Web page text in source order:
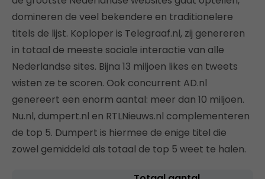
domineren de veel bekendere en traditionelere
titels de lijst. Koploper is Telegraaf.nl, zij genereren
in totaal de meeste sociale interactie van alle
Nederlandse sites. Bijna 13 miljoen likes en tweets
wisten ze te scoren. Ook concurrent AD.nl
genereert een enorm aantal: meer dan 10 miljoen.
Nu.nl, dumpert.nl en RTLNieuws.nl complementeren
de top 5. Dumpert is hiermee de enige titel die
zowel gemiddeld als totaal de top 5 weet te halen.